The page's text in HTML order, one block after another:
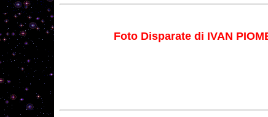
Foto Disparate di IVAN